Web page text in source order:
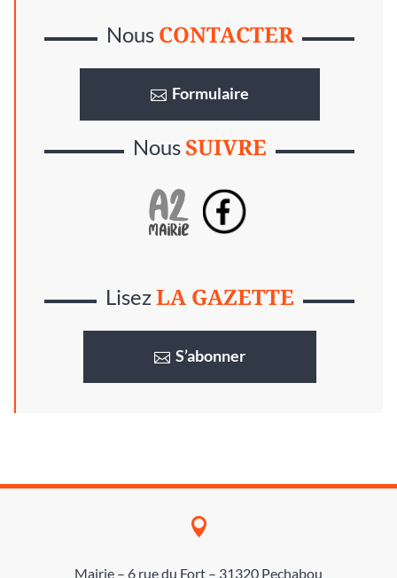
Nous CONTACTER
Formulaire
NousSUIVRE
LisezLA GAZETTE
S’abonner

Mairie – 6 rue du Fort – 31320 Pechabou